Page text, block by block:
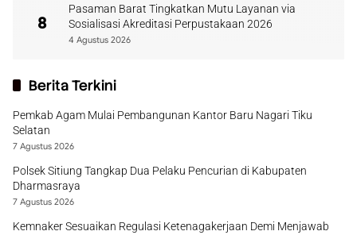
8
Pasaman Barat Tingkatkan Mutu Layanan via
Sosialisasi Akreditasi Perpustakaan 2026
4 Agustus 2026
Berita Terkini
Pemkab Agam Mulai Pembangunan Kantor Baru Nagari Tiku
Selatan
7 Agustus 2026
Polsek Sitiung Tangkap Dua Pelaku Pencurian di Kabupaten
Dharmasraya
7 Agustus 2026
Kemnaker Sesuaikan Regulasi Ketenagakerjaan Demi Menjawab